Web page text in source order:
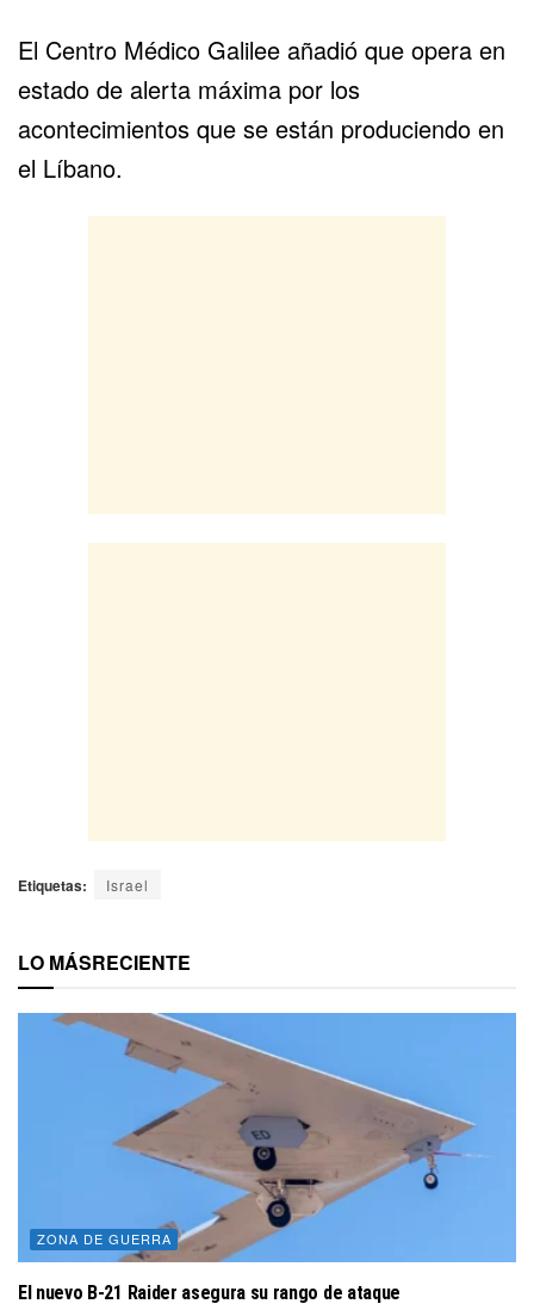
El Centro Médico Galilee añadió que opera en
estado de alerta máxima por los
acontecimientos que se están produciendo en
el Líbano.
Etiquetas: Israel
LO MÁSRECIENTE
ZONA DE GUERRA
El nuevo B-21 Raider asegura su rango de ataque